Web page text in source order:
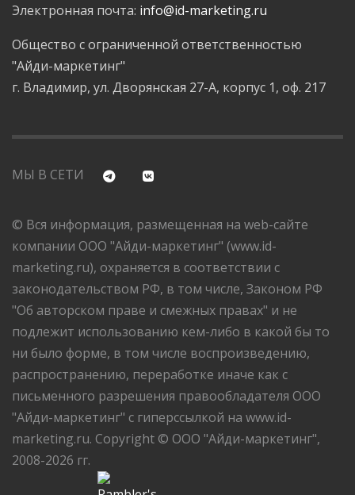
Электронная почта: info@id-marketing.ru
Общество с ограниченной ответственностью
"Айди-маркетинг"
г. Владимир, ул. Дворянская 27-А, корпус 1, оф. 217
МЫ В СЕТИ
© Вся информация, размещенная на web-сайте
компании ООО "Айди-маркетинг" (www.id-
marketing.ru), охраняется в соответствии с
законодательством РФ, в том числе, Законом РФ
"Об авторском праве и смежных правах" и не
подлежит использованию кем-либо в какой бы то
ни было форме, в том числе воспроизведению,
распространению, переработке иначе как с
письменного разрешения правообладателя ООО
"Айди-маркетинг" с гиперссылкой на www.id-
marketing.ru. Copyright © ООО "Айди-маркетинг",
2008-2026 гг.